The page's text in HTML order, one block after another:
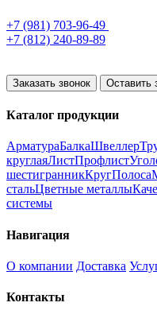
+7 (981) 703-96-49
+7 (812) 240-89-89
Заказать звонок Оставить
Каталог продукции
АрматураБалкаШвеллер
круглаяЛистПрофлист
шестигранникКругПолоса
стальЦветные металлы
системы
Навигация
О компании Доставка
Контакты